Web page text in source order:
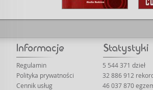
Regulamin
Polityka prywatności
Cennik usług
5 544 371 dzieł
32 886 912
46 037 870